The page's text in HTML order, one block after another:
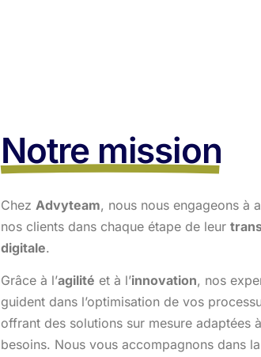
Notre mission
Chez Advyteam, nous nous engageons à
nos clients dans chaque étape de leur
digitale.
Grâce à l’agilité et à l’innovation, nos
guident dans l’optimisation de vos
offrant des solutions sur mesure adaptées
besoins. Nous vous accompagnons dans